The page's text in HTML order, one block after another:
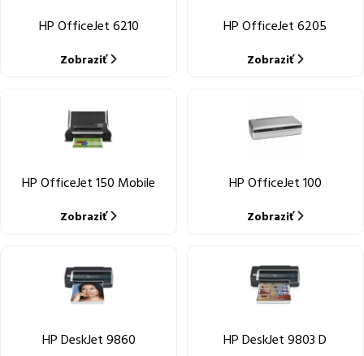
HP OfficeJet 6210
Zobraziť
HP OfficeJet 6205
Zobraziť
HP OfficeJet 150 Mobile
Zobraziť
HP OfficeJet 100
Zobraziť
HP DeskJet 9860 HP DeskJet 9803 D